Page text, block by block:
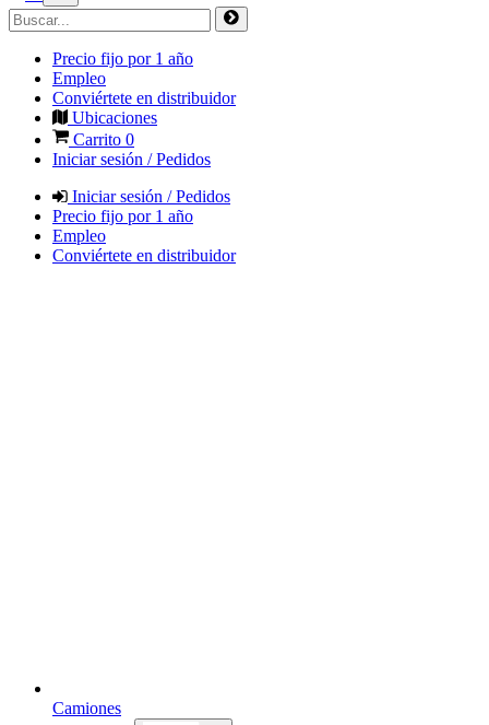
Precio fijo por 1 año
Empleo
Conviértete en distribuidor
Ubicaciones
Carrito 0
Iniciar sesión / Pedidos
Iniciar sesión / Pedidos
Precio fijo por 1 año
Empleo
Conviértete en distribuidor
Camiones